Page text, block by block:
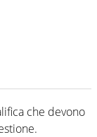
che devono